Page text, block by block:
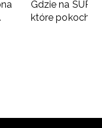
Gdzie na SUP
które